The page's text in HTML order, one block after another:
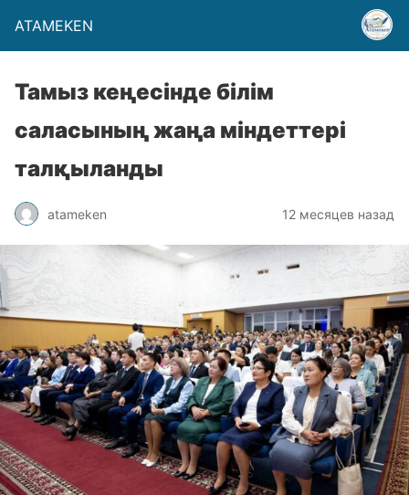
ATAMEKEN
Тамыз кеңесінде білім
саласының жаңа міндеттері
талқыланды
atameken 12 месяцев назад